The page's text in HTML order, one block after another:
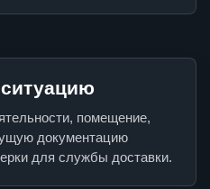
помещение,
документацию
для службы доставки.